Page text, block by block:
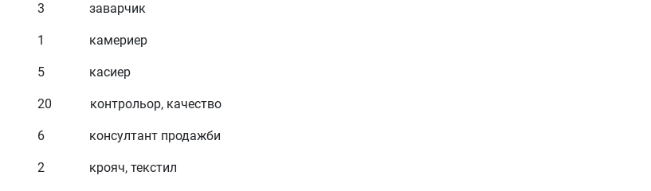
3 заварчик
1 камериер
5 касиер
20 контрольор, качество
6 консултант продажби
2 крояч, текстил